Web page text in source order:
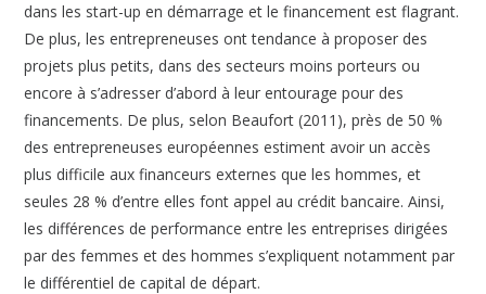
dans les start-up en démarrage et le financement est flagrant.
De plus, les entrepreneuses ont tendance à proposer des
projets plus petits, dans des secteurs moins porteurs ou
encore à s’adresser d’abord à leur entourage pour des
financements. De plus, selon Beaufort (2011), près de 50 %
des entrepreneuses européennes estiment avoir un accès
plus difficile aux financeurs externes que les hommes, et
seules 28 % d’entre elles font appel au crédit bancaire. Ainsi,
les différences de performance entre les entreprises dirigées
par des femmes et des hommes s’expliquent notamment par
le différentiel de capital de départ.